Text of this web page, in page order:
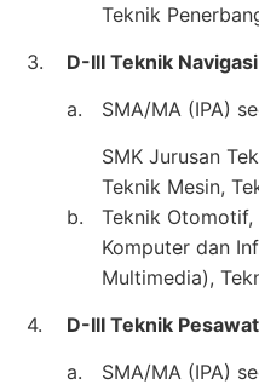
Teknik
3.
D-III Teknik
a.
SMA/MA (IPA)
b.
SMK Jurusan
Teknik Mesin,
Teknik Otomotif,
Komputer dan
Multimedia),
4.
D-III Teknik
a.
SMA/MA (IPA)